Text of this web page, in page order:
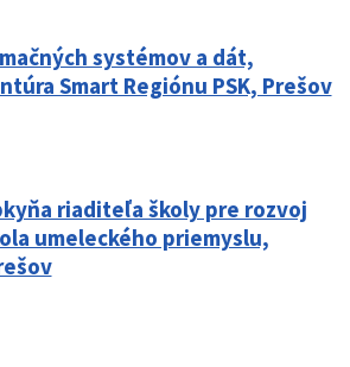
systémov a dát,
Smart Regiónu PSK, Prešov
riaditeľa školy pre rozvoj
umeleckého priemyslu,